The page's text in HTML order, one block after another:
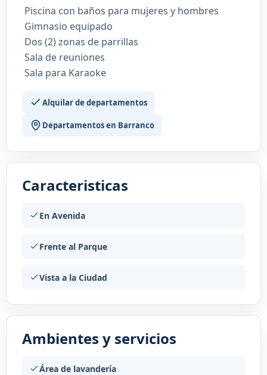
️ Piscina con baños para mujeres y hombres
️ Gimnasio equipado
️ Dos (2) zonas de parrillas
️ Sala de reuniones
️ Sala para Karaoke
Alquilar de departamentos
Departamentos en Barranco
Caracteristicas
En Avenida
Frente al Parque
Vista a la Ciudad
Ambientes y servicios
Área de lavandería